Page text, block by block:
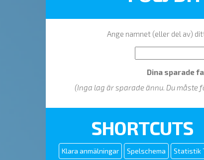
Ange namnet (eller del av)
Dina sparade
(Inga lag är sparade ännu. Du måste
SHORTCUTS
Klara anmälningar Spelschema Statistik